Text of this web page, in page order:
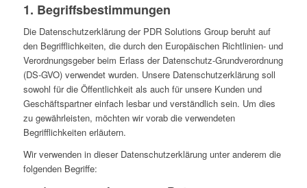
1. Begriffsbestimmungen
Die Datenschutzerklärung der PDR Solutions Group beruht auf
den Begrifflichkeiten, die durch den Europäischen Richtlinien- und
Verordnungsgeber beim Erlass der Datenschutz-Grundverordnung
(DS-GVO) verwendet wurden. Unsere Datenschutzerklärung soll
sowohl für die Öffentlichkeit als auch für unsere Kunden und
Geschäftspartner einfach lesbar und verständlich sein. Um dies
zu gewährleisten, möchten wir vorab die verwendeten
Begrifflichkeiten erläutern.
Wir verwenden in dieser Datenschutzerklärung unter anderem die
folgenden Begriffe: